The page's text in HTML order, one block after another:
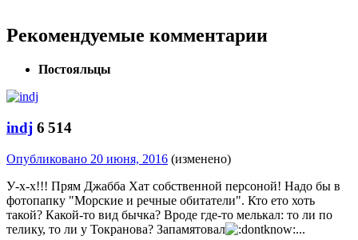
Рекомендуемые комментарии
Постояльцы
indj 6 514
Опубликовано 20 июня, 2016 (изменено)
У-х-х!!! Прям Джабба Хат собственной персоной! Надо бы в
фотопапку "Морские и речные обитатели". Кто ето хоть
такой? Какой-то вид бычка? Вроде где-то мелькал: то ли по
телику, то ли у Токранова? Запамятовал
...